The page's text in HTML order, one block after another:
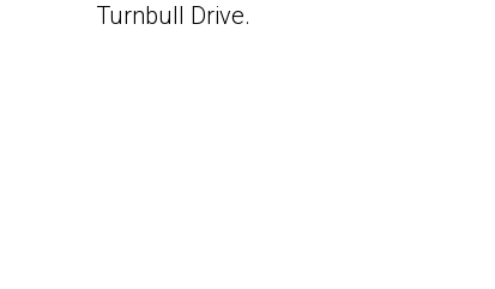
Turnbull Drive.